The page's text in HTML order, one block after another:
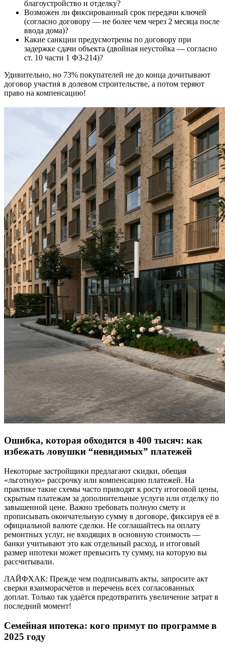
благоустройство и отделку?
Возможен ли фиксированный срок передачи ключей
(согласно договору — не более чем через 2 месяца после
ввода дома)?
Какие санкции предусмотрены по договору при
задержке сдачи объекта (двойная неустойка — согласно
ст. 10 части 1 ФЗ-214)?
Удивительно, но 73% покупателей не до конца дочитывают
договор участия в долевом строительстве, а потом теряют
право на компенсацию!
Ошибка, которая обходится в 400 тысяч: как
избежать ловушки “невидимых” платежей
Некоторые застройщики предлагают скидки, обещая
«льготную» рассрочку или компенсацию платежей. На
практике такие схемы часто приводят к росту итоговой цены,
скрытым платежам за дополнительные услуги или отделку по
завышенной цене. Важно требовать полную смету и
прописывать окончательную сумму в договоре, фиксируя её в
официальной валюте сделки. Не соглашайтесь на оплату
ремонтных услуг, не входящих в основную стоимость —
банки учитывают это как отдельный расход, и итоговый
размер ипотеки может превысить ту сумму, на которую вы
рассчитывали.
ЛАЙФХАК: Прежде чем подписывать акты, запросите акт
сверки взаиморасчётов и перечень всех согласованных
доплат. Только так удаётся предотвратить увеличение затрат в
последний момент!
Семейная ипотека: кого примут по программе в
2025 году